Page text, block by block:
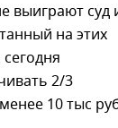
выиграют суд
на этих
2/3
10 тыс